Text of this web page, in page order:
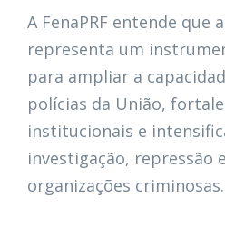
A FenaPRF entende que
representa um
para ampliar a
polícias da União,
institucionais e
investigação, repressão
organizações criminosas.